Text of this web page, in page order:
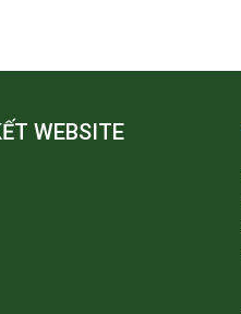
WEBSITE